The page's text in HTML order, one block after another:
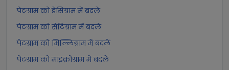
पेटग्राम को डेसिग्राम में बदलें
पेटग्राम को सेंटिग्राम में बदलें
पेटग्राम को मिल्लिग्राम में बदलें
पेटग्राम को माइक्रोग्राम में बदलें